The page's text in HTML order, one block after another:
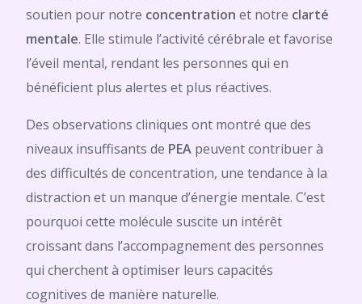
soutien pour notre concentration et notre clarté
mentale. Elle stimule l’activité cérébrale et favorise
l’éveil mental, rendant les personnes qui en
bénéficient plus alertes et plus réactives.
Des observations cliniques ont montré que des
niveaux insuffisants de PEA peuvent contribuer à
des difficultés de concentration, une tendance à la
distraction et un manque d’énergie mentale. C’est
pourquoi cette molécule suscite un intérêt
croissant dans l’accompagnement des personnes
qui cherchent à optimiser leurs capacités
cognitives de manière naturelle.